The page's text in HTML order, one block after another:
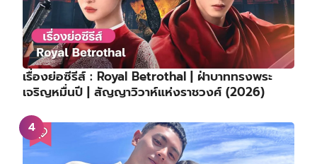
เรื่องย่อซีรีส์ : Royal Betrothal | ฝ่าบาททรงพระ
เจริญหมื่นปี | สัญญาวิวาห์แห่งราชวงศ์ (2026)